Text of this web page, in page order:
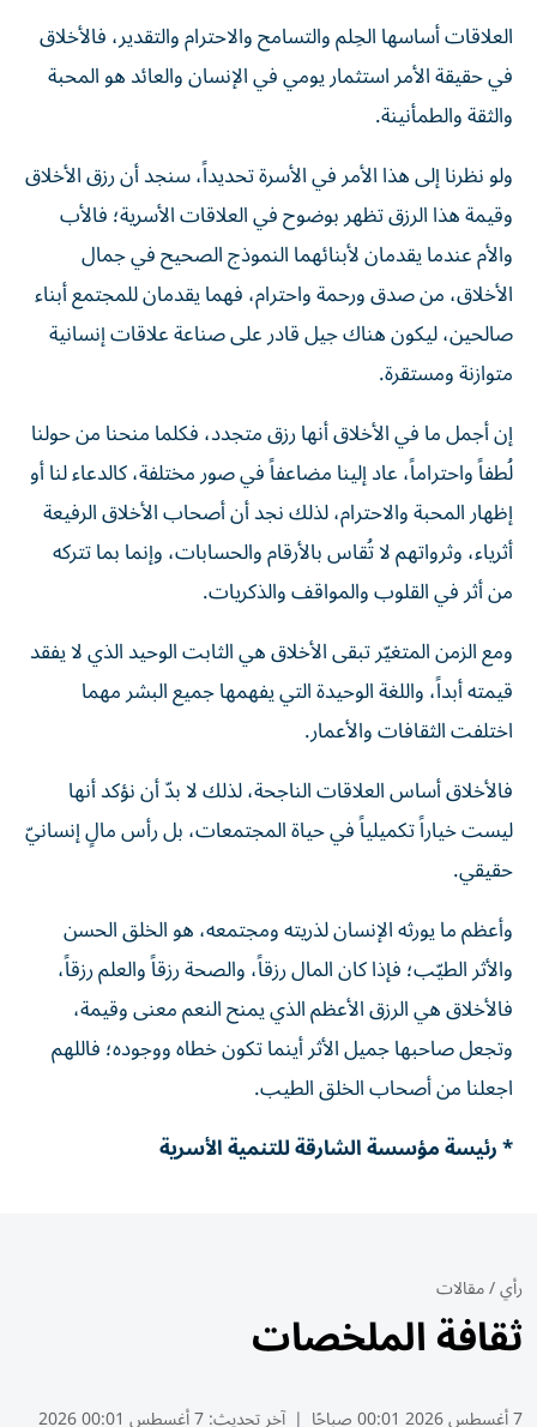
العلاقات أساسها الحِلم والتسامح والاحترام والتقدير، فالأخلاق
في حقيقة الأمر استثمار يومي في الإنسان والعائد هو المحبة
والثقة والطمأنينة.
ولو نظرنا إلى هذا الأمر في الأسرة تحديداً، سنجد أن رزق الأخلاق
وقيمة هذا الرزق تظهر بوضوح في العلاقات الأسرية؛ فالأب
والأم عندما يقدمان لأبنائهما النموذج الصحيح في جمال
الأخلاق، من صدق ورحمة واحترام، فهما يقدمان للمجتمع أبناء
صالحين، ليكون هناك جيل قادر على صناعة علاقات إنسانية
متوازنة ومستقرة.
إن أجمل ما في الأخلاق أنها رزق متجدد، فكلما منحنا من حولنا
لُطفاً واحتراماً، عاد إلينا مضاعفاً في صور مختلفة، كالدعاء لنا أو
إظهار المحبة والاحترام، لذلك نجد أن أصحاب الأخلاق الرفيعة
أثرياء، وثرواتهم لا تُقاس بالأرقام والحسابات، وإنما بما تتركه
من أثر في القلوب والمواقف والذكريات.
ومع الزمن المتغيّر تبقى الأخلاق هي الثابت الوحيد الذي لا يفقد
قيمته أبداً، واللغة الوحيدة التي يفهمها جميع البشر مهما
اختلفت الثقافات والأعمار.
فالأخلاق أساس العلاقات الناجحة، لذلك لا بدّ أن نؤكد أنها
ليست خياراً تكميلياً في حياة المجتمعات، بل رأس مالٍ إنسانيّ
حقيقي.
وأعظم ما يورثه الإنسان لذريته ومجتمعه، هو الخلق الحسن
والأثر الطيّب؛ فإذا كان المال رزقاً، والصحة رزقاً والعلم رزقاً،
فالأخلاق هي الرزق الأعظم الذي يمنح النعم معنى وقيمة،
وتجعل صاحبها جميل الأثر أينما تكون خطاه ووجوده؛ فاللهم
اجعلنا من أصحاب الخلق الطيب.
* رئيسة مؤسسة الشارقة للتنمية الأسرية
رأي/مقالات
ثقافة الملخصات
7 أغسطس 2026 00:01 صباحًا | آخر تحديث:7 أغسطس 00:01 2026